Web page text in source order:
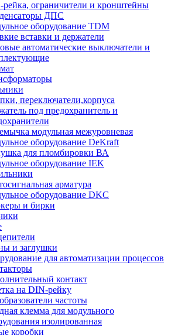
ограничители и кронштейны
ДПС
оборудование TDM
вставки и держатели
автоматические выключатели и
переключатели,корпуса
под предохранитель и
модульная межуровневая
оборудование DeKraft
для пломбировки ВА
оборудование IEK
арматура
оборудование DKC
и бирки
и заглушки
для автоматизации процессов
контакт
на DIN-рейку
частоты
клемма для модульного
изолированная
коробки